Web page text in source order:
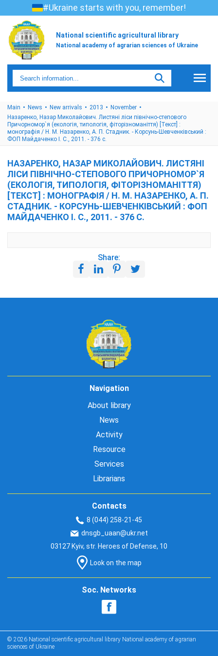
#Ukraine starts with you, remember!
National scientific agricultural library
National academy of agrarian sciences of Ukraine
Main News New arrivals 2013
November
Назаренко, Назар Миколайович. Листяні ліси північно-степового
Причорномор`я (екологія, типологія, фіторізноманіття) [Текст] :
монографія / Н. М. Назаренко, А. П. Стадник. - Корсунь-Шевченківський :
ФОП Майдаченко І. С., 2011. - 376 с.
НАЗАРЕНКО, НАЗАР МИКОЛАЙОВИЧ. ЛИСТЯНІ
ЛІСИ ПІВНІЧНО-СТЕПОВОГО ПРИЧОРНОМОР`Я
(ЕКОЛОГІЯ, ТИПОЛОГІЯ, ФІТОРІЗНОМАНІТТЯ)
[ТЕКСТ] : МОНОГРАФІЯ / Н. М. НАЗАРЕНКО, А. П.
СТАДНИК. - КОРСУНЬ-ШЕВЧЕНКІВСЬКИЙ : ФОП
МАЙДАЧЕНКО І. С., 2011. - 376 С.
Share:
Navigation
About library
News
Activity
Resource
Services
Librarians
Contacts
8 (044) 258-21-45
dnsgb_uaan@ukr.net
03127 Kyiv, str. Heroes of Defense, 10
Look on the map
Soc. Networks
© 2026 National scientific agricultural library National academy of agrarian
sciences of Ukraine